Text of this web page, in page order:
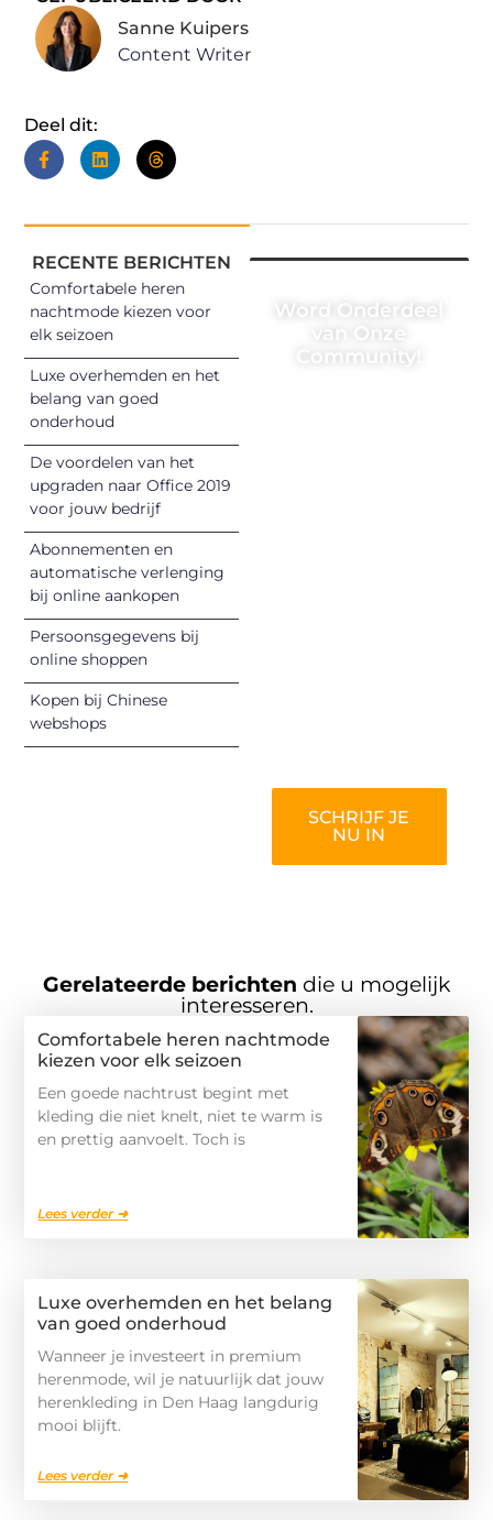
Sanne Kuipers
Content Writer
Deel dit:
RECENTE BERICHTEN
Comfortabele heren
nachtmode kiezen voor
elk seizoen
Luxe overhemden en het
belang van goed
onderhoud
De voordelen van het
upgraden naar Office 2019
voor jouw bedrijf
Abonnementen en
automatische verlenging
bij online aankopen
Persoonsgegevens bij
online shoppen
Kopen bij Chinese
webshops
Word Onderdeel
van Onze
Community!
SCHRIJF JE
NU IN
Gerelateerde berichten die u mogelijk
interesseren.
Comfortabele heren nachtmode
kiezen voor elk seizoen
Een goede nachtrust begint met
kleding die niet knelt, niet te warm is
en prettig aanvoelt. Toch is
Lees verder ➜
Luxe overhemden en het belang
van goed onderhoud
Wanneer je investeert in premium
herenmode, wil je natuurlijk dat jouw
herenkleding in Den Haag langdurig
mooi blijft.
Lees verder ➜